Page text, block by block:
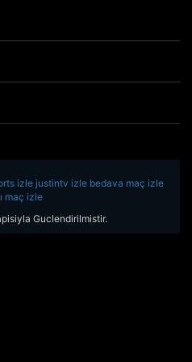
izle justintv izle bedava maç izle
maç izle
Guclendirilmistir.